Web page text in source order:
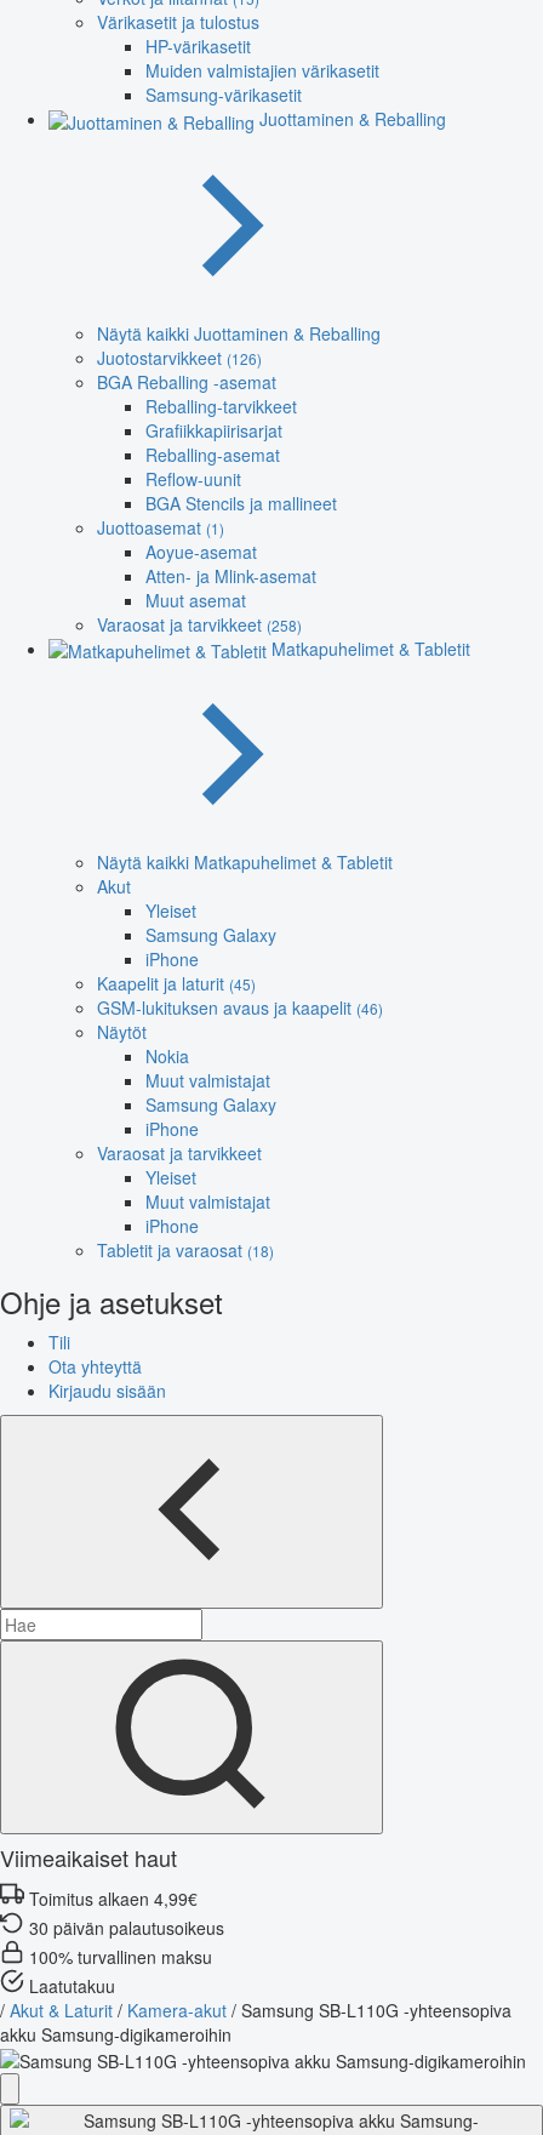
Värikasetit ja tulostus
HP-värikasetit
Muiden valmistajien värikasetit
Samsung-värikasetit
Juottaminen & Reballing
Näytä kaikki Juottaminen & Reballing
Juotostarvikkeet (126)
BGA Reballing -asemat
Reballing-tarvikkeet
Grafiikkapiirisarjat
Reballing-asemat
Reflow-uunit
BGA Stencils ja mallineet
Juottoasemat (1)
Aoyue-asemat
Atten- ja Mlink-asemat
Muut asemat
Varaosat ja tarvikkeet (258)
Matkapuhelimet & Tabletit
Näytä kaikki Matkapuhelimet & Tabletit
Akut
Yleiset
Samsung Galaxy
iPhone
Kaapelit ja laturit (45)
GSM-lukituksen avaus ja kaapelit (46)
Näytöt
Nokia
Muut valmistajat
Samsung Galaxy
iPhone
Varaosat ja tarvikkeet
Yleiset
Muut valmistajat
iPhone
Tabletit ja varaosat (18)
Ohje ja asetukset
Tili
Ota yhteyttä
Kirjaudu sisään
Viimeaikaiset haut
Toimitus alkaen 4,99€
30 päivän palautusoikeus
100% turvallinen maksu
Laatutakuu
/ Akut & Laturit / Kamera-akut / Samsung SB-L110G -yhteensopiva
akku Samsung-digikameroihin